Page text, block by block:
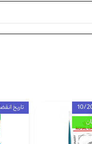
تاریخ انقضاء :